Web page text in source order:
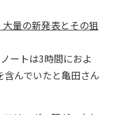
大量の新発表とその狙
ートは3時間におよ
んでいたと亀田さん